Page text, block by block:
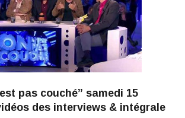
pas couché” samedi 15
des interviews & intégrale